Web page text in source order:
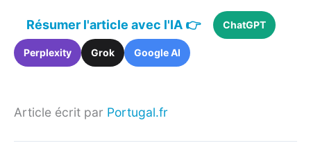
Résumer l'article avec l'IA 👉 ChatGPT
Perplexity Grok Google AI
Article écrit par Portugal.fr